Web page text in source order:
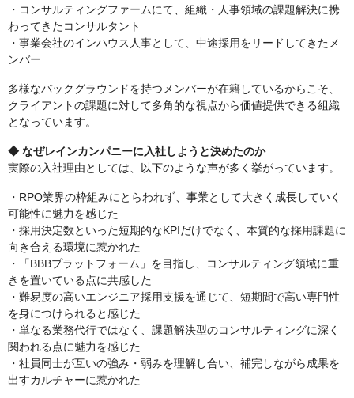
・コンサルティングファームにて、組織・人事領域の課題解決に携
わってきたコンサルタント
・事業会社のインハウス人事として、中途採用をリードしてきたメ
ンバー
多様なバックグラウンドを持つメンバーが在籍しているからこそ、
クライアントの課題に対して多角的な視点から価値提供できる組織
となっています。
◆ なぜレインカンパニーに入社しようと決めたのか
実際の入社理由としては、以下のような声が多く挙がっています。
・RPO業界の枠組みにとらわれず、事業として大きく成長していく
可能性に魅力を感じた
・採用決定数といった短期的なKPIだけでなく、本質的な採用課題に
向き合える環境に惹かれた
・「BBBプラットフォーム」を目指し、コンサルティング領域に重
きを置いている点に共感した
・難易度の高いエンジニア採用支援を通じて、短期間で高い専門性
を身につけられると感じた
・単なる業務代行ではなく、課題解決型のコンサルティングに深く
関われる点に魅力を感じた
・社員同士が互いの強み・弱みを理解し合い、補完しながら成果を
出すカルチャーに惹かれた